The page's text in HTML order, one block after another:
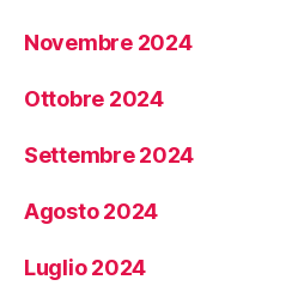
Novembre 2024
Ottobre 2024
Settembre 2024
Agosto 2024
Luglio 2024